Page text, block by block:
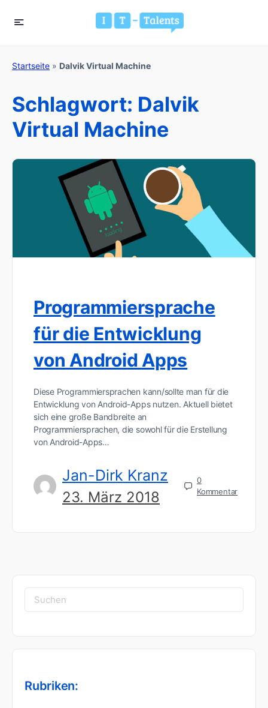
Startseite » Dalvik Virtual Machine
Schlagwort: Dalvik
Virtual Machine
Programmiersprache
für die Entwicklung
von Android Apps
Diese Programmiersprachen kann/sollte man für die
Entwicklung von Android-Apps nutzen. Aktuell bietet
sich eine große Bandbreite an
Programmiersprachen, die sowohl für die Erstellung
von Android-Apps…
Jan-Dirk Kranz
23. März 2018
0
Kommentar
Suchen
nach:
Rubriken: